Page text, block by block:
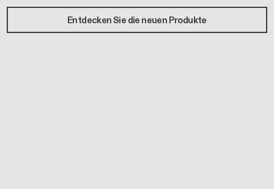
Entdecken Sie die neuen Produkte